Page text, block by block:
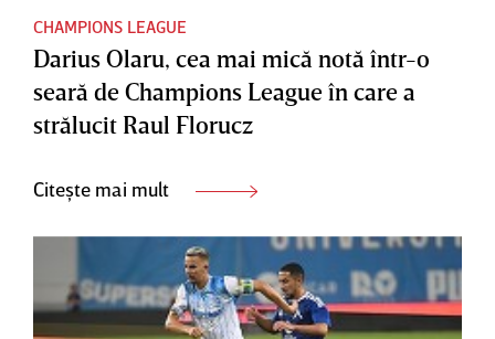
CHAMPIONS LEAGUE
Darius Olaru, cea mai mică notă într-o
seară de Champions League în care a
strălucit Raul Florucz
Citește mai mult